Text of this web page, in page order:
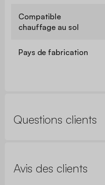
Compatible
chauffage au sol
Pays de fabrication
Questions clients
Avis des clients